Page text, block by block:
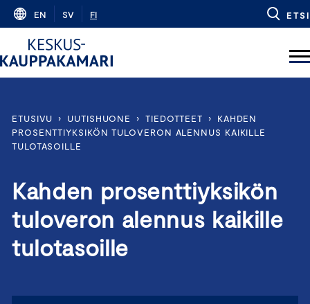
Skip
content
EN SV FI ETSI
ETUSIVU › UUTISHUONE › TIEDOTTEET ›
KAHDEN
PROSENTTIYKSIKÖN TULOVERON ALENNUS KAIKILLE
TULOTASOILLE
Kahden prosenttiyksikön
tuloveron alennus kaikille
tulotasoille